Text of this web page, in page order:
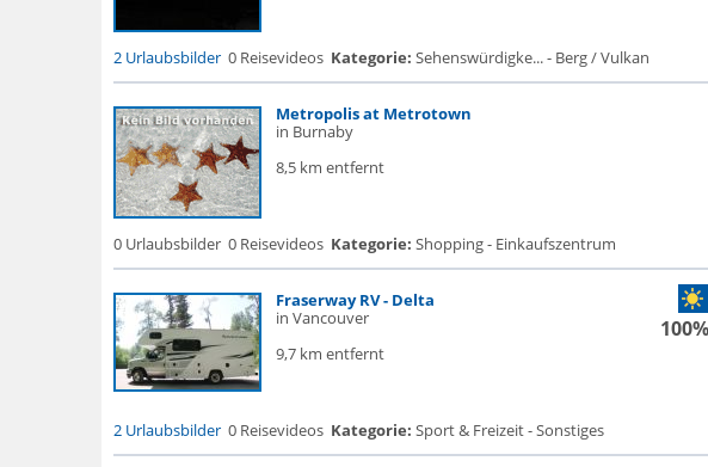
2 Urlaubsbilder 0 Reisevideos Kategorie: Sehenswürdigke... - Berg / Vulkan
Metropolis at Metrotown
in Burnaby
8,5 km entfernt
0 Urlaubsbilder 0 Reisevideos Kategorie: Shopping - Einkaufszentrum
Fraserway RV - Delta
in Vancouver
9,7 km entfernt
2 Urlaubsbilder 0 Reisevideos Kategorie: Sport & Freizeit - Sonstiges